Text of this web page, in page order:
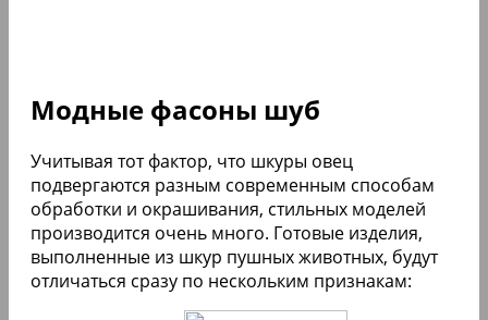
Модные фасоны шуб
Учитывая тот фактор, что шкуры овец
подвергаются разным современным способам
обработки и окрашивания, стильных моделей
производится очень много. Готовые изделия,
выполненные из шкур пушных животных, будут
отличаться сразу по нескольким признакам: